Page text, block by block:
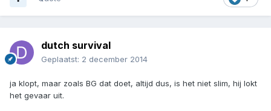
dutch survival
Geplaatst: 2 december 2014
ja klopt, maar zoals BG dat doet, altijd dus, is het niet slim, hij lokt
het gevaar uit.